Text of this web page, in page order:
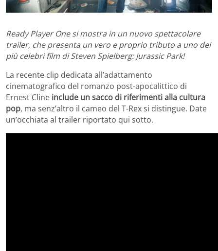
Ready Player One si mostra in un nuovo spettacolare
trailer, che presenta un vero e proprio tributo a uno dei
più celebri film di Steven Spielberg: Jurassic Park!
La recente clip dedicata all’adattamento
cinematografico del romanzo post-apocalittico di
Ernest Cline include un sacco di riferimenti alla cultura
pop, ma senz’altro il cameo del T-Rex si distingue. Date
un’occhiata al trailer riportato qui sotto.